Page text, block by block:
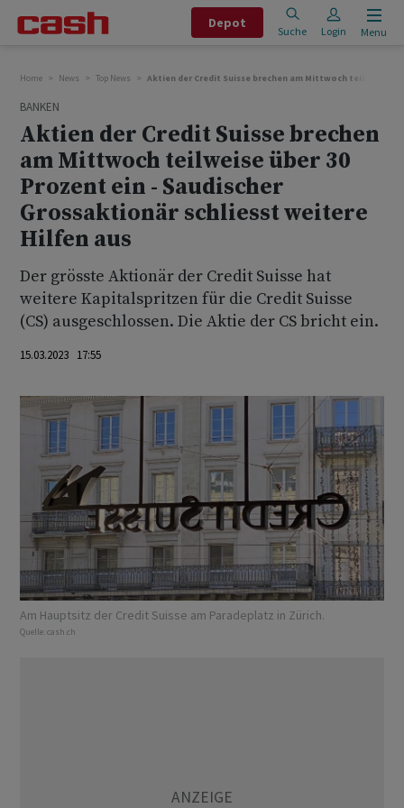
Depot
Suche Login Menu
Home News Top News Aktien der Credit Suisse brechen am Mittwoch teilweise
BANKEN
Aktien der Credit Suisse brechen
am Mittwoch teilweise über 30
Prozent ein - Saudischer
Grossaktionär schliesst weitere
Hilfen aus
Der grösste Aktionär der Credit Suisse hat
weitere Kapitalspritzen für die Credit Suisse
(CS) ausgeschlossen. Die Aktie der CS bricht ein.
15.03.2023 17:55
Am Hauptsitz der Credit Suisse am Paradeplatz in Zürich.
Quelle: cash.ch